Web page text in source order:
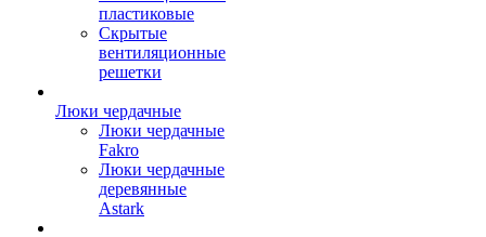
пластиковые
Скрытые
вентиляционные
решетки
Люки чердачные
Люки чердачные
Fakro
Люки чердачные
деревянные
Astark